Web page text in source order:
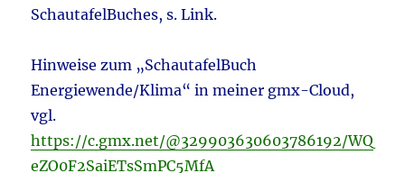
SchautafelBuches, s. Link.
Hinweise zum „SchautafelBuch
Energiewende/Klima“ in meiner gmx-Cloud,
vgl.
https://c.gmx.net/@329903630603786192/WQ
eZO0F2SaiETsSmPC5MfA